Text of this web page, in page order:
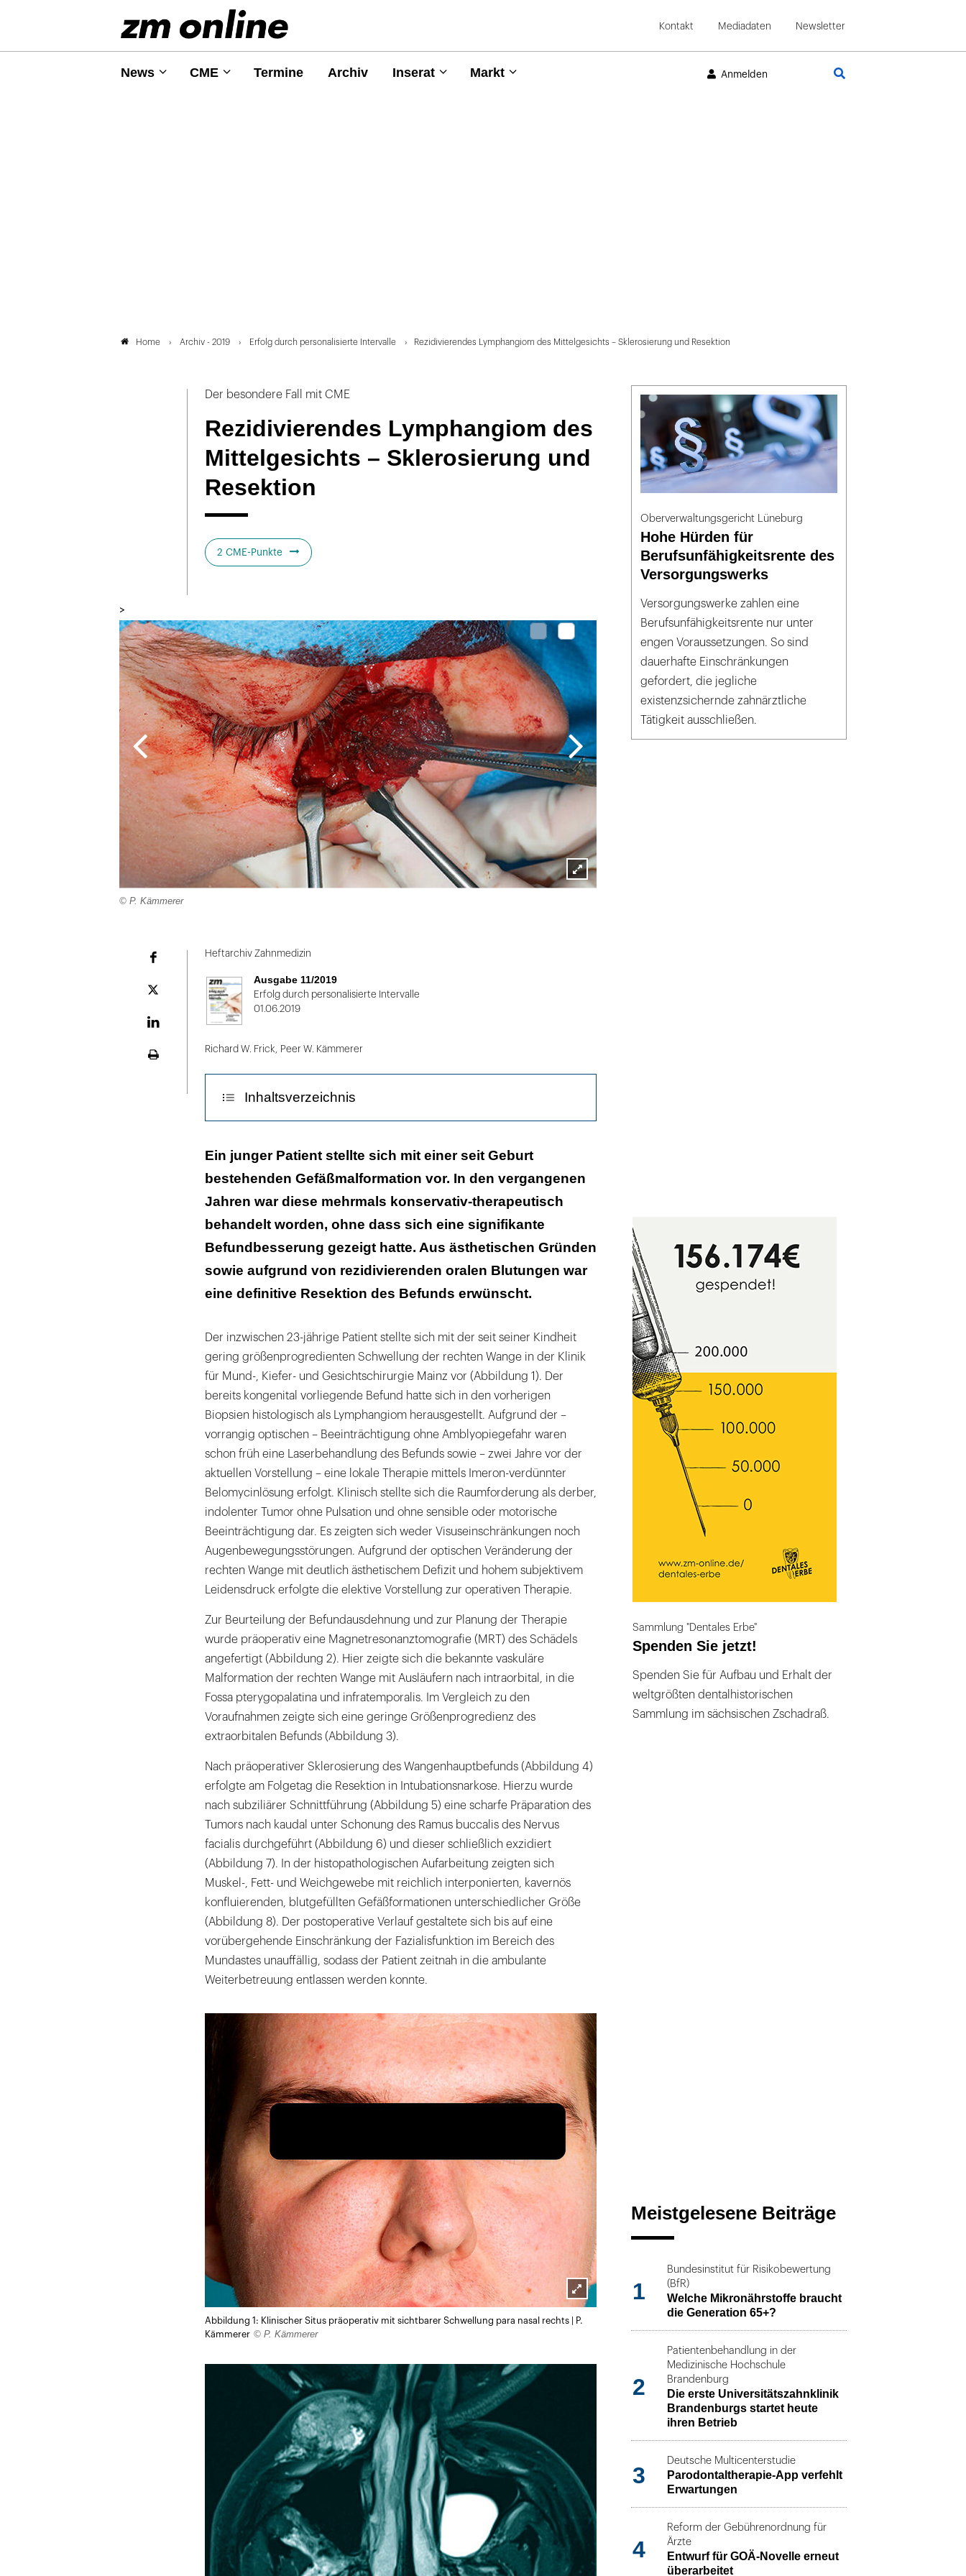
Kontakt Mediadaten Newsletter
News CME Termine Archiv Inserat Markt Anmelden
Home Archiv - 2019 Erfolg durch personalisierte Intervalle Rezidivierendes Lymphangiom des Mittelgesichts – Sklerosierung und Resektion
Der besondere Fall mit CME
Rezidivierendes Lymphangiom des
Mittelgesichts – Sklerosierung und
Resektion
2 CME-Punkte
>
Lightbox
© P. Kämmerer
Plattform
Heftarchiv Zahnmedizin
Ausgabe 11/2019
Erfolg durch personalisierte Intervalle
01.06.2019
Richard W. Frick Peer W. Kämmerer
Inhaltsverzeichnis
Diskussion
Literaturliste
Ein junger Patient stellte sich mit einer seit Geburt
bestehenden Gefäßmalformation vor. In den vergangenen
Jahren war diese mehrmals konservativ-therapeutisch
behandelt worden, ohne dass sich eine signifikante
Befundbesserung gezeigt hatte. Aus ästhetischen Gründen
sowie aufgrund von rezidivierenden oralen Blutungen war
eine definitive Resektion des Befunds erwünscht.
Der inzwischen 23-jährige Patient stellte sich mit der seit seiner Kindheit
gering größenprogredienten Schwellung der rechten Wange in der Klinik
für Mund-, Kiefer- und Gesichtschirurgie Mainz vor (Abbildung 1). Der
bereits kongenital vorliegende Befund hatte sich in den vorherigen
Biopsien histologisch als Lymphangiom herausgestellt. Aufgrund der –
vorrangig optischen – Beeinträchtigung ohne Amblyopiegefahr waren
schon früh eine Laserbehandlung des Befunds sowie – zwei Jahre vor der
aktuellen Vorstellung – eine lokale Therapie mittels Imeron-verdünnter
Belomycinlösung erfolgt. Klinisch stellte sich die Raumforderung als derber,
indolenter Tumor ohne Pulsation und ohne sensible oder motorische
Beeinträchtigung dar. Es zeigten sich weder Visuseinschränkungen noch
Augenbewegungsstörungen. Aufgrund der optischen Veränderung der
rechten Wange mit deutlich ästhetischem Defizit und hohem subjektivem
Leidensdruck erfolgte die elektive Vorstellung zur operativen Therapie.
Zur Beurteilung der Befundausdehnung und zur Planung der Therapie
wurde präoperativ eine Magnetresonanztomografie (MRT) des Schädels
angefertigt (Abbildung 2). Hier zeigte sich die bekannte vaskuläre
Malformation der rechten Wange mit Ausläufern nach intraorbital, in die
Fossa pterygopalatina und infratemporalis. Im Vergleich zu den
Voraufnahmen zeigte sich eine geringe Größenprogredienz des
extraorbitalen Befunds (Abbildung 3).
Nach präoperativer Sklerosierung des Wangenhauptbefunds (Abbildung 4)
erfolgte am Folgetag die Resektion in Intubationsnarkose. Hierzu wurde
nach subziliärer Schnittführung (Abbildung 5) eine scharfe Präparation des
Tumors nach kaudal unter Schonung des Ramus buccalis des Nervus
facialis durchgeführt (Abbildung 6) und dieser schließlich exzidiert
(Abbildung 7). In der histopathologischen Aufarbeitung zeigten sich
Muskel-, Fett- und Weichgewebe mit reichlich interponierten, kavernös
konfluierenden, blutgefüllten Gefäßformationen unterschiedlicher Größe
(Abbildung 8). Der postoperative Verlauf gestaltete sich bis auf eine
vorübergehende Einschränkung der Fazialisfunktion im Bereich des
Mundastes unauffällig, sodass der Patient zeitnah in die ambulante
Weiterbetreuung entlassen werden konnte.
Lightbox
öffnen
Abbildung 1: Klinischer Situs präoperativ mit sichtbarer Schwellung para nasal rechts | P.
Kämmerer © P. Kämmerer
Oberverwaltungsgericht Lüneburg
Hohe Hürden für
Berufsunfähigkeitsrente des
Versorgungswerks
Versorgungswerke zahlen eine
Berufsunfähigkeitsrente nur unter
engen Voraussetzungen. So sind
dauerhafte Einschränkungen
gefordert, die jegliche
existenzsichernde zahnärztliche
Tätigkeit ausschließen.
Sammlung "Dentales Erbe"
Spenden Sie jetzt!
Spenden Sie für Aufbau und Erhalt der
weltgrößten dentalhistorischen
Sammlung im sächsischen Zschadraß.
Meistgelesene Beiträge
1
Bundesinstitut für Risikobewertung
(BfR)
Welche Mikronährstoffe braucht
die Generation 65+?
2
Patientenbehandlung in der
Medizinische Hochschule
Brandenburg
Die erste Universitätszahnklinik
Brandenburgs startet heute
ihren Betrieb
3
Deutsche Multicenterstudie
Parodontaltherapie-App verfehlt
Erwartungen
4
Reform der Gebührenordnung für
Ärzte
Entwurf für GOÄ-Novelle erneut
überarbeitet